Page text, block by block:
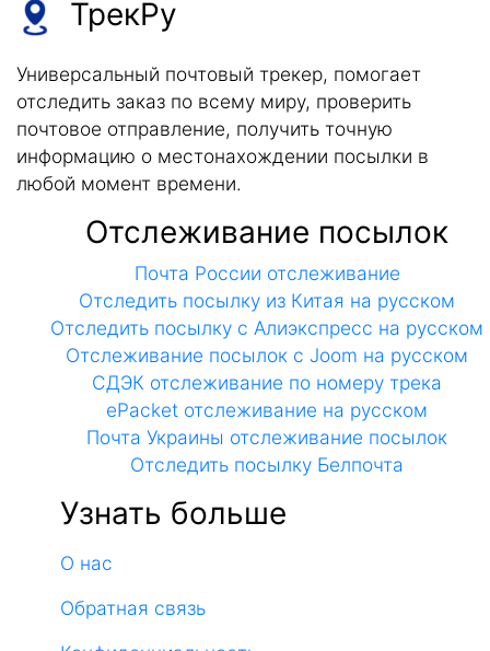
ТрекРу
Универсальный почтовый трекер, помогает
отследить заказ по всему миру, проверить
почтовое отправление, получить точную
информацию о местонахождении посылки в
любой момент времени.
Отслеживание посылок
Почта России отслеживание
Отследить посылку из Китая на русском
Отследить посылку с Алиэкспресс на русском
Отслеживание посылок с Joom на русском
СДЭК отслеживание по номеру трека
ePacket отслеживание на русском
Почта Украины отслеживание посылок
Отследить посылку Белпочта
Узнать больше
О нас
Обратная связь